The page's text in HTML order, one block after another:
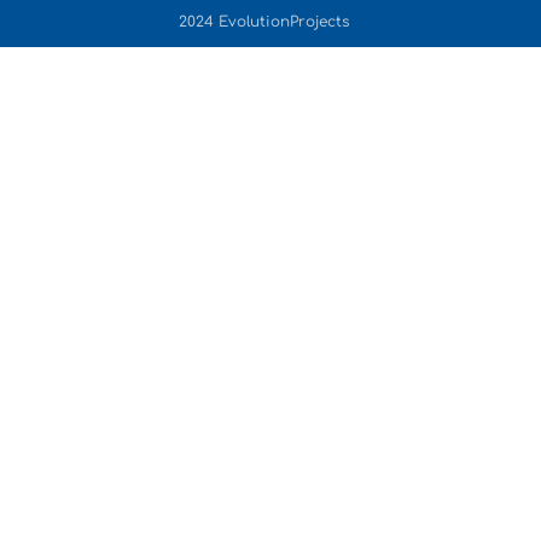
2024 EvolutionProjects